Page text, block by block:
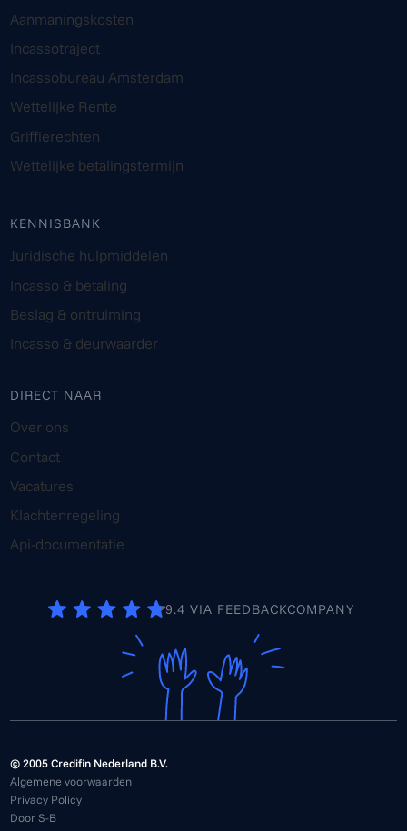
Aanmaningskosten
Incassotraject
Incassobureau Amsterdam
Wettelijke Rente
Griffierechten
Wettelijke betalingstermijn
KENNISBANK
Juridische hulpmiddelen
Incasso & betaling
Beslag & ontruiming
Incasso & deurwaarder
DIRECT NAAR
Over ons
Contact
Vacatures
Klachtenregeling
Api-documentatie
9.4 VIA FEEDBACKCOMPANY
© 2005 Credifin Nederland B.V.
Algemene voorwaarden
Privacy Policy
Door S-B